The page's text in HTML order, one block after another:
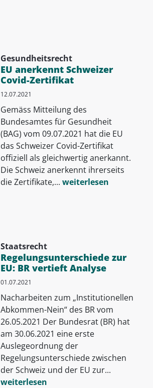
Gesundheitsrecht
EU anerkennt Schweizer
Covid-Zertifikat
12.07.2021
Gemäss Mitteilung des
Bundesamtes für Gesundheit
(BAG) vom 09.07.2021 hat die EU
das Schweizer Covid-Zertifikat
offiziell als gleichwertig anerkannt.
Die Schweiz anerkennt ihrerseits
die Zertifikate,... weiterlesen
Staatsrecht
Regelungsunterschiede zur
EU: BR vertieft Analyse
01.07.2021
Nacharbeiten zum „Institutionellen
Abkommen-Nein“ des BR vom
26.05.2021 Der Bundesrat (BR) hat
am 30.06.2021 eine erste
Auslegeordnung der
Regelungsunterschiede zwischen
der Schweiz und der EU zur...
weiterlesen